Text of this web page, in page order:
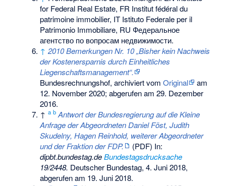
for Federal Real Estate, FR Institut fédéral du
patrimoine immobilier, IT Istituto Federale per il
Patrimonio Immobiliare, RU Федеральное
агентство по вопросам недвижимости.
↑ 2010 Bemerkungen Nr. 10 „Bisher kein Nachweis
der Kostenersparnis durch Einheitliches
Liegenschaftsmanagement“.
Bundesrechnungshof, archiviert vomOriginal
am
12. November 2020; abgerufen am 29. Dezember
2016.
↑a b Antwort der Bundesregierung auf die Kleine
Anfrage der Abgeordneten Daniel Föst, Judith
Skudelny, Hagen Reinhold, weiterer Abgeordneter
und der Fraktion der FDP.
(PDF) In:
dipbt.bundestag.deBundestagsdrucksache
19/2448. Deutscher Bundestag, 4. Juni 2018,
abgerufen am 19. Juni 2018.